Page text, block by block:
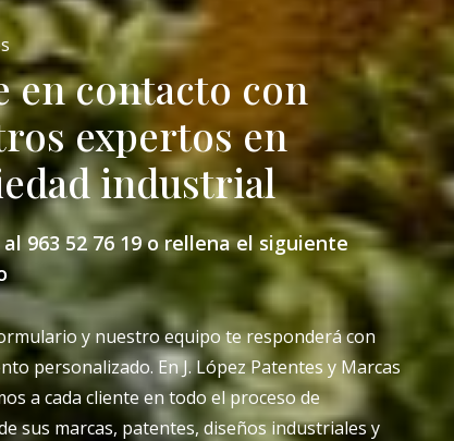
en contacto con
expertos en
industrial
963 52 76 19 o rellena el siguiente
y nuestro equipo te responderá con
personalizado. En J. López Patentes y Marcas
a cada cliente en todo el proceso de
sus marcas, patentes, diseños industriales y